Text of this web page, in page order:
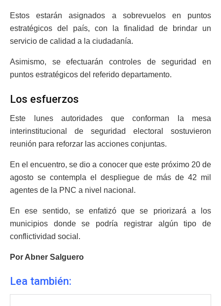
Estos estarán asignados a sobrevuelos en puntos
estratégicos del país, con la finalidad de brindar un
servicio de calidad a la ciudadanía.
Asimismo, se efectuarán controles de seguridad en
puntos estratégicos del referido departamento.
Los esfuerzos
Este lunes autoridades que conforman la mesa
interinstitucional de seguridad electoral sostuvieron
reunión para reforzar las acciones conjuntas.
En el encuentro, se dio a conocer que este próximo 20 de
agosto se contempla el despliegue de más de 42 mil
agentes de la PNC a nivel nacional.
En ese sentido, se enfatizó que se priorizará a los
municipios donde se podría registrar algún tipo de
conflictividad social.
Por Abner Salguero
Lea también: